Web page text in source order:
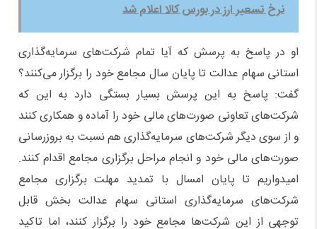
نرخ تسعیر ارز در بورس کالا اعلام شد
او در پاسخ به پرسش که آیا تمام شرکت‌های سرمایه‌گذاری
استانی سهام عدالت تا پایان سال مجامع خود را برگزار می‌کنند؟
گفت: پاسخ به این پرسش بسیار بستگی دارد به این که
شرکت‌های تعاونی صورت‌های مالی خود را آماده و همکاری کنند
و از سوی دیگر شرکت‌های سرمایه‌گذاری هم نسبت به بروزرسانی
صورت‌های مالی خود و انجام مراحل برگزاری مجامع اقدام کنند.
امیدواریم تا پایان امسال با تمدید مهلت برگزاری مجامع
شرکت‌های سرمایه‌گذاری استانی سهام عدالت بخش قابل
توجهی از این شرکت‌ها مجامع خود را برگزار کنند، اما تاکید